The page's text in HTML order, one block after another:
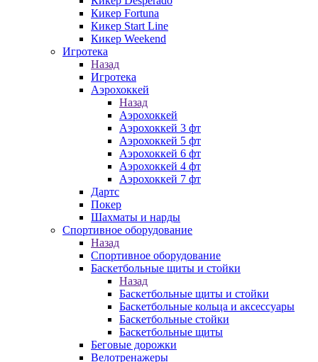
Кикер Fortuna
Кикер Start Line
Кикер Weekend
Игротека
Назад
Игротека
Аэрохоккей
Назад
Аэрохоккей
Аэрохоккей 3 фт
Аэрохоккей 5 фт
Аэрохоккей 6 фт
Аэрохоккей 4 фт
Аэрохоккей 7 фт
Дартс
Покер
Шахматы и нарды
Спортивное оборудование
Назад
Спортивное оборудование
Баскетбольные щиты и стойки
Назад
Баскетбольные щиты и стойки
Баскетбольные кольца и аксессуары
Баскетбольные стойки
Баскетбольные щиты
Беговые дорожки
Велотренажеры